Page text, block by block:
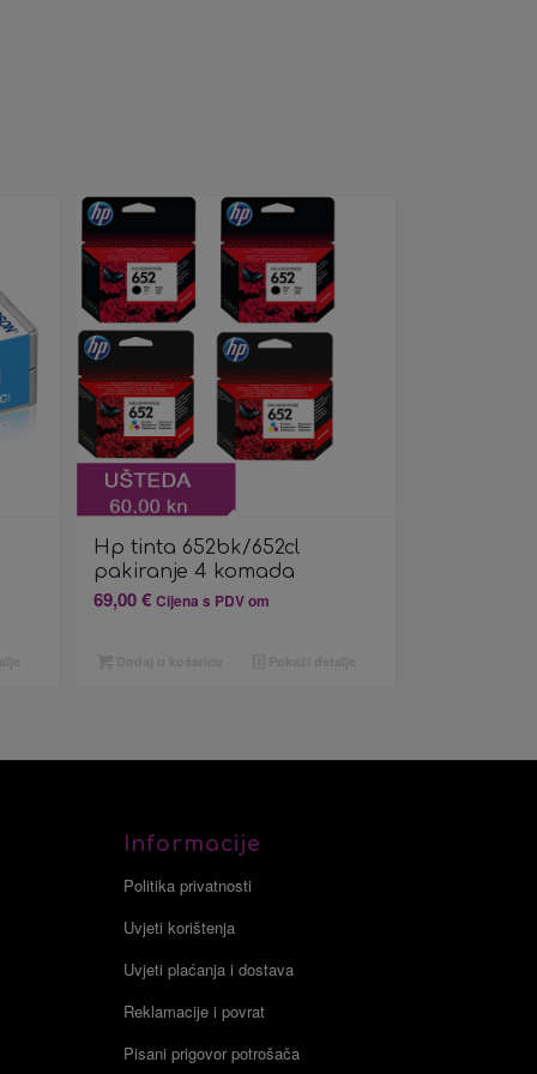
Hp tinta 652bk/652cl
pakiranje 4 komada
69,00€ Cijena s PDV om
Informacije
Politika privatnosti
Uvjeti korištenja
Uvjeti plaćanja i dostava
Reklamacije i povrat
Pisani prigovor potrošača